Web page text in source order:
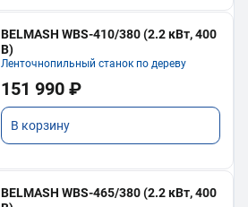
BELMASH WBS-410/380 (2.2 кВт, 400
В)
Ленточнопильный станок по дереву
151 990 ₽
В корзину
BELMASH WBS-465/380 (2.2 кВт, 400